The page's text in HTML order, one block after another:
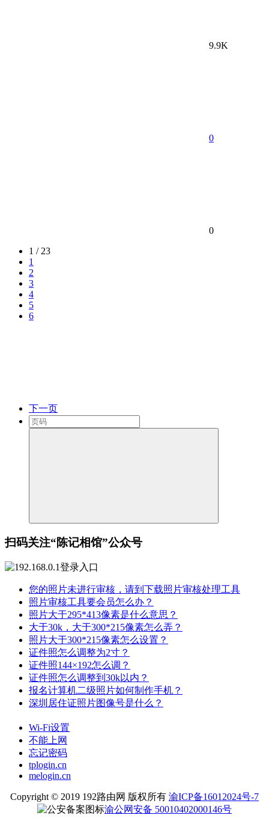
9.9K
0
0
1 / 23
1
2
3
4
5
6
下一页
扫码关注“陈记相馆”公众号
您的照片未进行审核，请到下载照片审核处理工具
照片审核工具要会员怎么办？
照片大于295*413像素是什么意思？
大于30k，大于300*215像素怎么弄？
照片大于300*215像素怎么设置？
证件照怎么调整为2寸？
证件照144×192怎么调？
证件照怎么调整到30k以内？
报名计算机二级照片如何制作手机？
深圳居住证照片图像号是什么？
Wi-Fi设置
不能上网
忘记密码
tplogin.cn
melogin.cn
Copyright © 2019 192路由网 版权所有 渝ICP备16012024号-7
渝公网安备 50010402000146号